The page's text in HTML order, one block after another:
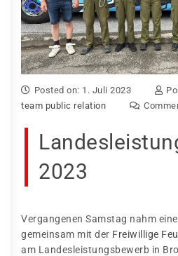
Posted on: 1. Juli 2023
team public relation
2023
Vergangenen Samstag nahm
gemeinsam mit der Freiwillige
am Landesleistungsbewerb in